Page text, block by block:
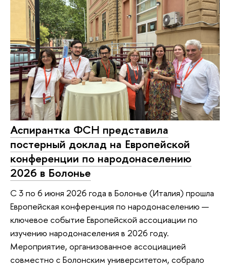
Аспирантка ФСН представила
постерный доклад на Европейской
конференции по народонаселению
2026 в Болонье
С 3 по 6 июня 2026 года в Болонье (Италия) прошла
Европейская конференция по народонаселению —
ключевое событие Европейской ассоциации по
изучению народонаселения в 2026 году.
Мероприятие, организованное ассоциацией
совместно с Болонским университетом, собрало